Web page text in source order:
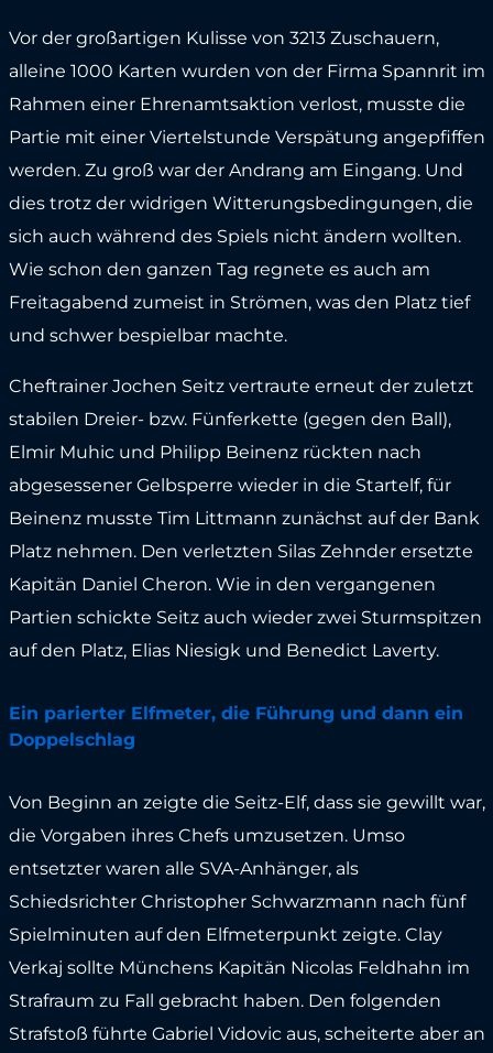
Vor der großartigen Kulisse von 3213 Zuschauern,
alleine 1000 Karten wurden von der Firma Spannrit im
Rahmen einer Ehrenamtsaktion verlost, musste die
Partie mit einer Viertelstunde Verspätung angepfiffen
werden. Zu groß war der Andrang am Eingang. Und
dies trotz der widrigen Witterungsbedingungen, die
sich auch während des Spiels nicht ändern wollten.
Wie schon den ganzen Tag regnete es auch am
Freitagabend zumeist in Strömen, was den Platz tief
und schwer bespielbar machte.
Cheftrainer Jochen Seitz vertraute erneut der zuletzt
stabilen Dreier- bzw. Fünferkette (gegen den Ball),
Elmir Muhic und Philipp Beinenz rückten nach
abgesessener Gelbsperre wieder in die Startelf, für
Beinenz musste Tim Littmann zunächst auf der Bank
Platz nehmen. Den verletzten Silas Zehnder ersetzte
Kapitän Daniel Cheron. Wie in den vergangenen
Partien schickte Seitz auch wieder zwei Sturmspitzen
auf den Platz, Elias Niesigk und Benedict Laverty.
Ein parierter Elfmeter, die Führung und dann ein
Doppelschlag
Von Beginn an zeigte die Seitz-Elf, dass sie gewillt war,
die Vorgaben ihres Chefs umzusetzen. Umso
entsetzter waren alle SVA-Anhänger, als
Schiedsrichter Christopher Schwarzmann nach fünf
Spielminuten auf den Elfmeterpunkt zeigte. Clay
Verkaj sollte Münchens Kapitän Nicolas Feldhahn im
Strafraum zu Fall gebracht haben. Den folgenden
Strafstoß führte Gabriel Vidovic aus, scheiterte aber an